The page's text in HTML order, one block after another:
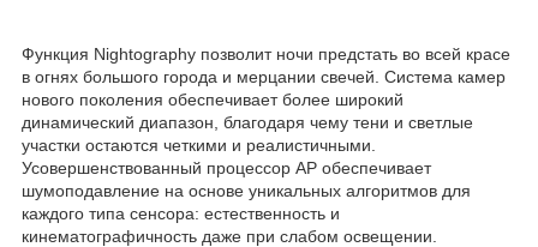
Функция Nightography позволит ночи предстать во всей красе
в огнях большого города и мерцании свечей. Система камер
нового поколения обеспечивает более широкий
динамический диапазон, благодаря чему тени и светлые
участки остаются четкими и реалистичными.
Усовершенствованный процессор AP обеспечивает
шумоподавление на основе уникальных алгоритмов для
каждого типа сенсора: естественность и
кинематографичность даже при слабом освещении.